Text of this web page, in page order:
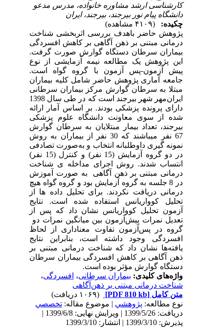
کارشناسی ارشد مشاوره خانواده، مدرس مدعو
دانشگاه پیام نور بیرجند، بیرجند، ایران
چکیده:
پژوهش حاضر باهدف بررسی اثربخشی شناخت
درمانی مبتنی بر ذهن آگاهی بر کاهش افسردگی
بیماران سرطان دستگاه گوارش صورت گرفت.
این پژوهش یک مطالعه نیمه آزمایشی از نوع
پیش آزمون-پس آزمون با گروه گواه است.
جامعه آماری پژوهش حاضر شامل کلیه بیماران
مبتلا به سرطان گوارش مرکز بیماران سرطانی
ایران‌مهر شهر بیرجند است که در طی سال 1398
دارای پرونده پزشکی بودند. بر اساس آمار ارائه
شده از سوی معاونت دانشگاه علوم پزشکی
بیرجند، تعداد بیمار مبتلایان به سرطان گوارش
67 نفر می­باشند که 30 نفر از بیماران به روش
نمونه­ گیری داوطلبانه انتخاب و به‌صورت تصادفی
در دو گروه آزمایش (15 نفر) و کنترل (15 نفر)
انتساب شدند. روش اجرای مداخله ­ی شناخت
درمانی مبتنی بر ذهن­ آگاهی به ‌صورت آموزش
در 8 جلسه به گروه آزمایش بود و گروه گواه هیچ
درمانی دریافت نکردند. برای تحلیل داده ­ها از
تحلیل کوواریانس استفاده شده است. نتایج
آزمون تحلیل کوواریانس نشان داد که پس از
تعدیل نمرات پیش‌آزمون بین میانگین نمرات دو
گروه در پس‌آزمون تفاوت معناداری از لحاظ
افسردگی وجود داشته است، بنابراین نتایج
یافته‌ها نشان داد که شناخت درمانی مبتنی بر
ذهن آگاهی بر کاهش افسردگی بیماران سرطان
دستگاه گوارش مؤثر بوده است.
واژه‌های کلیدی:بیماران سرطانی،افسردگی،
شناخت درمانی مبتنی بر ذهن‌آگاهی
متن کامل[PDF 810 kb]
نوع مطالعه:پژوهشي| موضوع مقاله:تخصصي
دریافت: 1399/5/26 | ویرایش نهایی: 1399/6/8 |
پذیرش: 1399/3/10 | انتشار: 1399/3/10